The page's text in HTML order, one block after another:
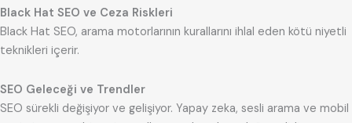
Black Hat SEO ve Ceza Riskleri
Black Hat SEO, arama motorlarının kurallarını ihlal eden kötü niyetli
teknikleri içerir.
SEO Geleceği ve Trendler
SEO sürekli değişiyor ve gelişiyor. Yapay zeka, sesli arama ve mobil